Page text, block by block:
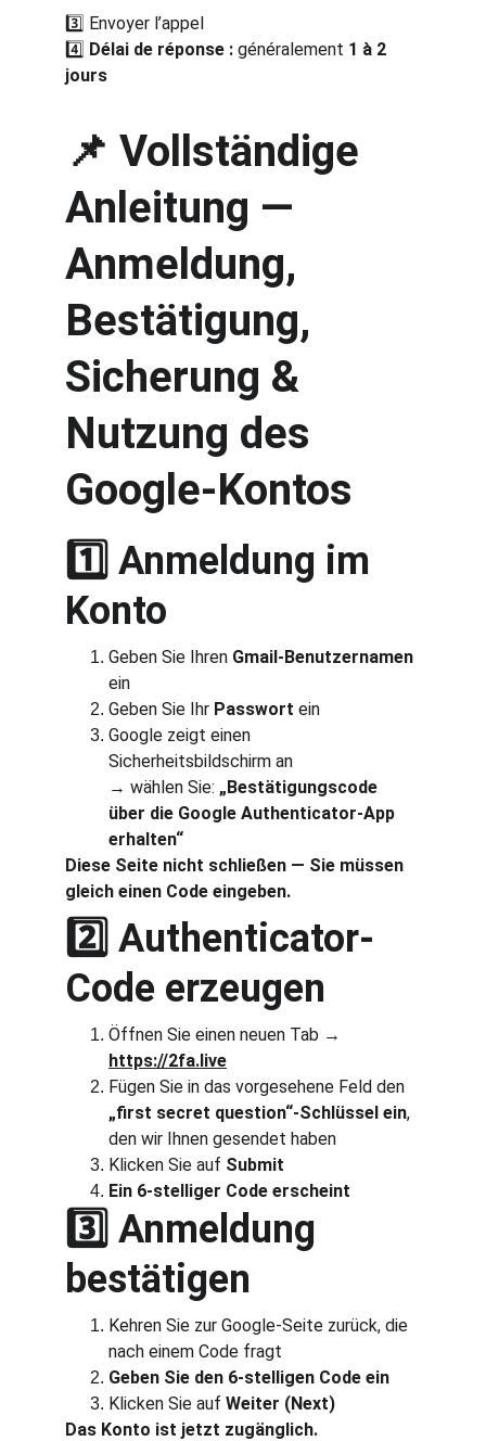
3️⃣ Envoyer l’appel
4️⃣ Délai de réponse : généralement 1 à 2
jours
📌 Vollständige
Anleitung —
Anmeldung,
Bestätigung,
Sicherung &
Nutzung des
Google-Kontos
1️⃣ Anmeldung im
Konto
Geben Sie Ihren Gmail-Benutzernamen
ein
Geben Sie Ihr Passwort ein
Google zeigt einen
Sicherheitsbildschirm an
→ wählen Sie: „Bestätigungscode
über die Google Authenticator-App
erhalten“
Diese Seite nicht schließen — Sie müssen
gleich einen Code eingeben.
2️⃣ Authenticator-
Code erzeugen
Öffnen Sie einen neuen Tab →
https://2fa.live
Fügen Sie in das vorgesehene Feld den
„first secret question“-Schlüssel ein,
den wir Ihnen gesendet haben
Klicken Sie auf Submit
Ein 6-stelliger Code erscheint
3️⃣ Anmeldung
bestätigen
Kehren Sie zur Google-Seite zurück, die
nach einem Code fragt
Geben Sie den 6-stelligen Code ein
Klicken Sie auf Weiter (Next)
Das Konto ist jetzt zugänglich.